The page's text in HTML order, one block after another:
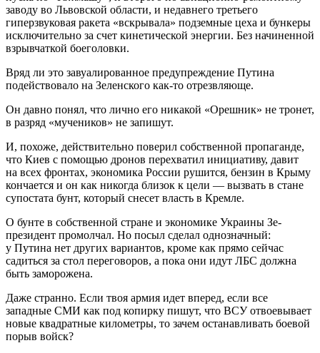
заводу во Львовской области, и недавнего третьего
гиперзвуковая ракета «вскрывала» подземные цеха и бункеры
исключительно за счет кинетической энергии. Без начиненной
взрывчаткой боеголовки.
Вряд ли это завуалированное предупреждение Путина
подействовало на Зеленского как-то отрезвляюще.
Он давно понял, что лично его никакой «Орешник» не тронет,
в разряд «мучеников» не запишут.
И, похоже, действительно поверил собственной пропаганде,
что Киев с помощью дронов перехватил инициативу, давит
на всех фронтах, экономика России рушится, бензин в Крыму
кончается и он как никогда близок к цели — вызвать в стане
супостата бунт, который снесет власть в Кремле.
О бунте в собственной стране и экономике Украины Зе-
президент промолчал. Но посыл сделал однозначный:
у Путина нет других вариантов, кроме как прямо сейчас
садиться за стол переговоров, а пока они идут ЛБС должна
быть заморожена.
Даже странно. Если твоя армия идет вперед, если все
западные СМИ как под копирку пишут, что ВСУ отвоевывает
новые квадратные километры, то зачем останавливать боевой
порыв войск?